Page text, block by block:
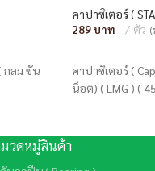
กลม ขัน
คาปาซิเตอร์ (
289
ตัว (
คาปาซิเตอร์ (
น็อต) ( LMG ) (
วดหมู่สินค้า